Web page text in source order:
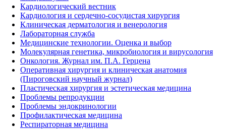
Кардиологический вестник
Кардиология и сердечно-сосудистая хирургия
Клиническая дерматология и венерология
Лабораторная служба
Медицинские технологии. Оценка и выбор
Молекулярная генетика, микробиология и вирусология
Онкология. Журнал им. П.А. Герцена
Оперативная хирургия и клиническая анатомия
(Пироговский научный журнал)
Пластическая хирургия и эстетическая медицина
Проблемы репродукции
Проблемы эндокринологии
Профилактическая медицина
Респираторная медицина